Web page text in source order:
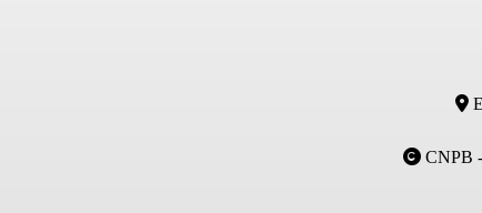
CNPB -